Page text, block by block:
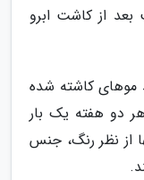
از کاشت ابرو
کاشته شده
دو هفته یک بار
از نظر رنگ، جنس